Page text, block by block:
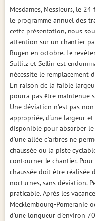
Mesdames, Messieurs, le
le programme annuel des
cette présentation, nous
attention sur un chantier
Rügen en octobre. Le
Süllitz et Sellin est
nécessite le remplacement
En raison de la faible
pourra pas être maintenue
Une déviation n'est pas
appropriée, d'une largeur
disponible pour absorber le
d'une allée d'arbres ne
chaussée ou la piste
contourner le chantier.
chaussée doit être réalisée
nocturnes, sans déviation.
praticable. Après les
Mecklembourg-Poméranie
d'une longueur d'environ